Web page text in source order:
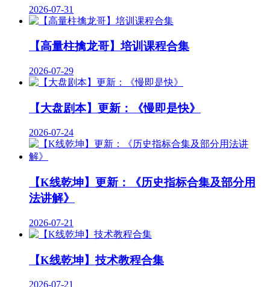
2026-07-31
【高量柱擒龙哥】培训课程合集
2026-07-29
【大盘剧本】更新：《慢即是快》
2026-07-24
【K线乾坤】更新：《历史指标合集及部分用
法讲解》
2026-07-21
【K线乾坤】技术教程合集
2026-07-21